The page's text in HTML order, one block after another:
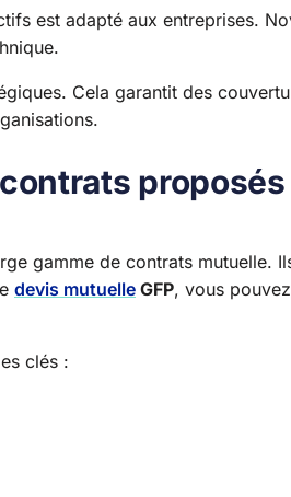
est adapté aux entreprises.
Cela garantit des
proposés
gamme de contrats mutuelle.
devis mutuelle GFP, vous
clés :